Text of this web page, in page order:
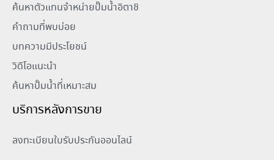
ค้นหาตัวแทนจำหน่ายปั๊มน้ำอิตาชิ
คำถามที่พบบ่อย
บทความมีประโยชน์
วิดีโอแนะนำ
ค้นหาปั๊มน้ำที่เหมาะสม
บริการหลังการขาย
ลงทะเบียนใบรับประกันออนไลน์